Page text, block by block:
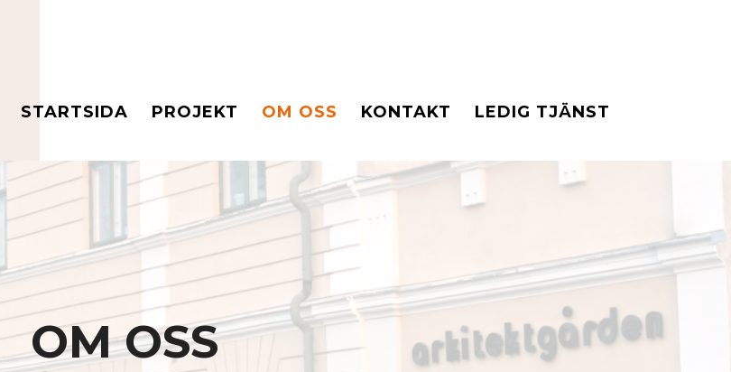
STARTSIDA PROJEKT OM OSS KONTAKT LEDIG TJÄNST
OM OSS